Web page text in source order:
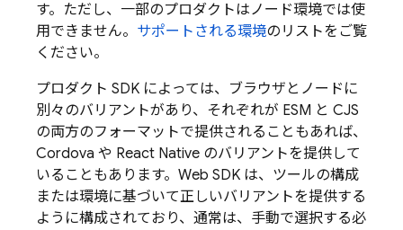
す。ただし、一部のプロダクトはノード環境では使
用できません。 サポートされる環境のリストをご覧
ください。
プロダクト SDK によっては、ブラウザとノードに
別々のバリアントがあり、それぞれが ESM と CJS
の両方のフォーマットで提供されることもあれば、
Cordova や React Native のバリアントを提供して
いることもあります。Web SDK は、ツールの構成
または環境に基づいて正しいバリアントを提供する
ように構成されており、通常は、手動で選択する必